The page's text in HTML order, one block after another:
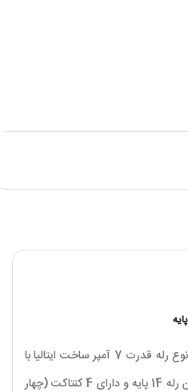
رله 5534.9024.0094 فیندر از نوع رله قدرت 7 آمپر ساخت ایتالیا با
ولتاژ بوبین 24 ولت DC است. این رله 14 پایه و دارای 4 کنتاکت (چهار